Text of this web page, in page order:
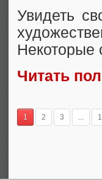
Увидеть
Некоторые
Читать
1 2 3